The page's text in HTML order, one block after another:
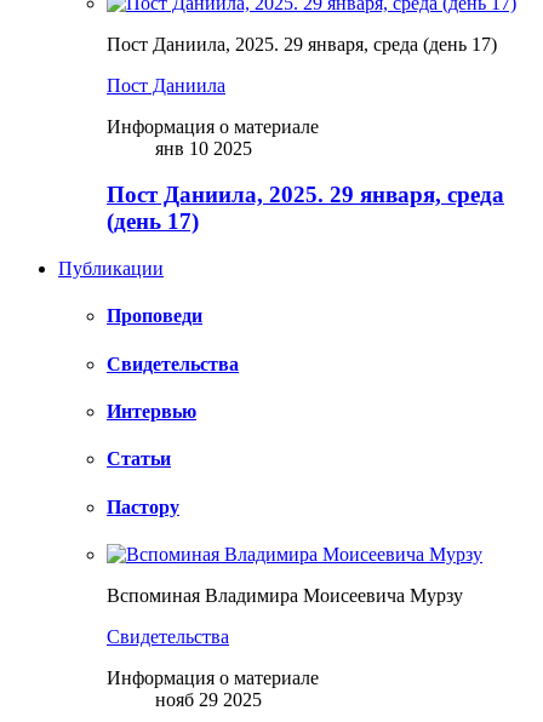
Пост Даниила, 2025. 29 января, среда (день 17)
Пост Даниила
Информация о материале
янв 10 2025
Пост Даниила, 2025. 29 января, среда
(день 17)
Публикации
Проповеди
Свидетельства
Интервью
Статьи
Пастору
Вспоминая Владимира Моисеевича Мурзу
Свидетельства
Информация о материале
нояб 29 2025